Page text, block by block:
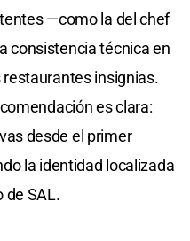
—como la del chef
consistencia técnica en
restaurantes insignias.
es clara:
desde el primer
la identidad localizada
de SAL.